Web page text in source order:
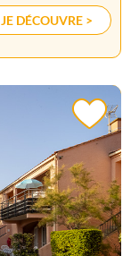
JE DÉCOUVRE >